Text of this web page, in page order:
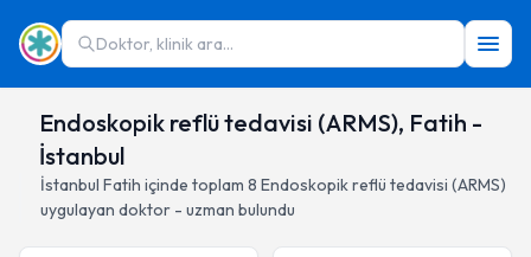
Doktor, klinik ara...
Endoskopik reflü tedavisi (ARMS), Fatih -
İstanbul
İstanbul Fatih içinde toplam 8 Endoskopik reflü tedavisi (ARMS)
uygulayan doktor - uzman bulundu